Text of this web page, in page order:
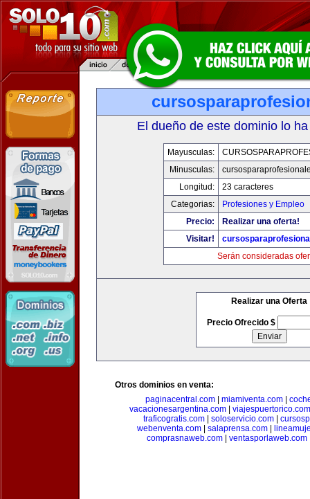
El dueño de este dominio lo
Mayusculas:
Minusculas:
Longitud:
23 caracteres
Categorias:
Profesiones y Empleo
Precio:
Realizar una oferta!
Visitar!
Serán consideradas
Realizar una Oferta
Precio Ofrecido $
Otros dominios en venta:
paginacentral.com| miamiventa.com|
vacacionesargentina.com
viajespuertorico.com
traficogratis.com| soloservicio.com|
webenventa.com
salaprensa.com
comprasnaweb.com
ventasporlaweb.com